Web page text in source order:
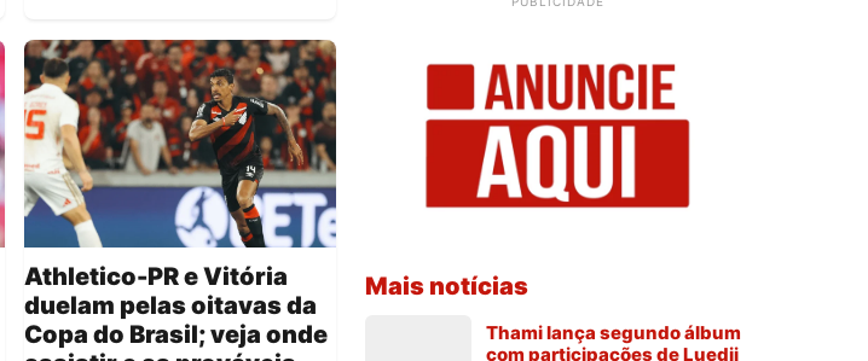
Athletico-PR e Vitória
duelam pelas oitavas da
Copa do Brasil; veja onde
Mais notícias
Thami lança segundo álbum
com participações de Luedji